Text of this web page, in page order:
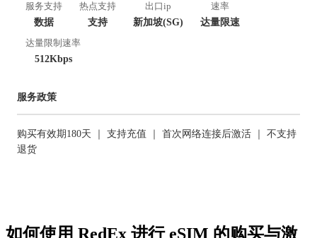
服务支持
数据
热点支持
支持
出口ip
新加坡(SG)
速率
达量限速
达量限制速率
512Kbps
服务政策
购买有效期180天 ｜ 支持充值 ｜ 首次网络连接后激活 ｜ 不支持
退货
如何使用 RedEx 进行 eSIM 的购买与激